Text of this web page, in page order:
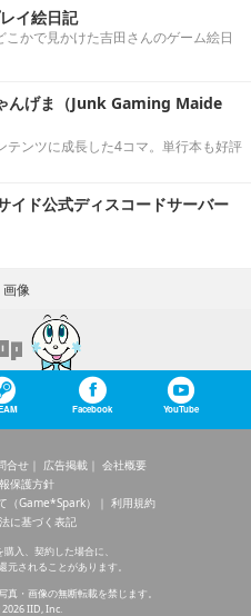
イ絵日記
こかで見かけた吉田さんのゲーム絵日
んげま（Junk Gaming Maide
ンツに成長した4コマ。単行本も好評
ド公式ディスコードサーバー
像
Facebook YouTube
合せ 広告掲載
会社概要
保護方針
（Game*Spark）
利用規約
に基づく表記
入、契約した場合に、
されることがあります。
・画像の無断転載を禁じます。
IID, Inc.